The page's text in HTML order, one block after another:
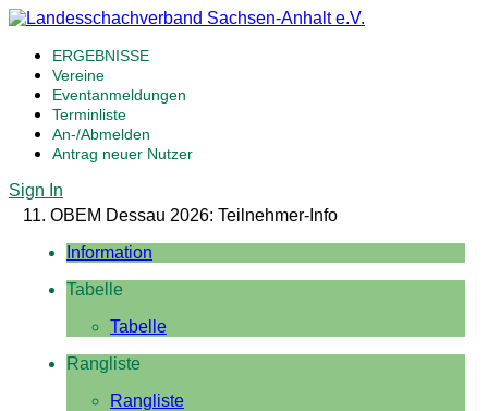
ERGEBNISSE
Vereine
Eventanmeldungen
Terminliste
An-/Abmelden
Antrag neuer Nutzer
Sign In
11. OBEM Dessau 2026: Teilnehmer-Info
Information
Tabelle
Tabelle
Rangliste
Rangliste